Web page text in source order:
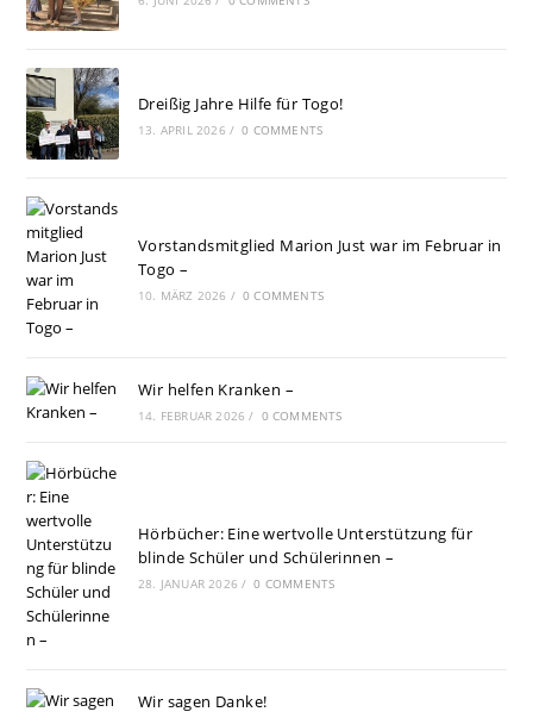
Dreißig Jahre Hilfe für Togo!
13. APRIL 2026 / 0 COMMENTS
Vorstandsmitglied Marion Just war im Februar in
Togo –
10. MÄRZ 2026 / 0 COMMENTS
Wir helfen Kranken –
14. FEBRUAR 2026 / 0 COMMENTS
Hörbücher: Eine wertvolle Unterstützung für
blinde Schüler und Schülerinnen –
28. JANUAR 2026 / 0 COMMENTS
Wir sagen Danke!